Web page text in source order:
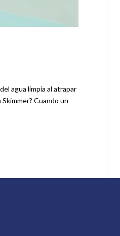
agua limpia al atrapar
Cuando un